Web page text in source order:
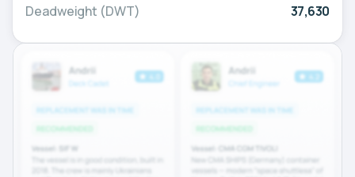
Deadweight (DWT) 37,630